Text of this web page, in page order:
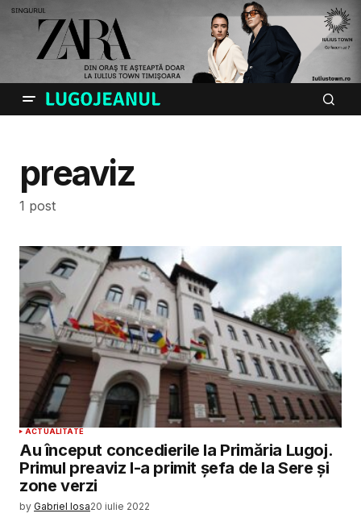
preaviz
1 post
ACTUALITATE
Au început concedierile la Primăria Lugoj.
Primul preaviz l-a primit șefa de la Sere și
zone verzi
by Gabriel Iosa20 iulie 2022